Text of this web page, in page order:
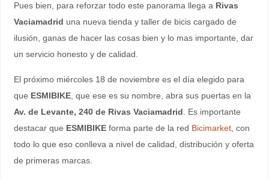
Pues bien, para reforzar todo este panorama llega a Rivas
Vaciamadrid una nueva tienda y taller de bicis cargado de
ilusión, ganas de hacer las cosas bien y lo mas importante, dar
un servicio honesto y de calidad.
El próximo miércoles 18 de noviembre es el día elegido para
que ESMIBIKE, que ese es su nombre, abra sus puertas en la
Av. de Levante, 240 de Rivas Vaciamadrid . Es importante
destacar que ESMIBIKE forma parte de la red Bicimarket, con
todo lo que eso conlleva a nivel de calidad, distribución y oferta
de primeras marcas.